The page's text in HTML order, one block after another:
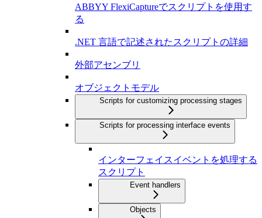
ABBYY FlexiCaptureでスクリプトを使用す
る
.NET 言語で記述されたスクリプトの詳細
外部アセンブリ
オブジェクトモデル
Scripts for customizing processing stages
Scripts for processing interface events
インターフェイスイベントを処理する
スクリプト
Event handlers
Objects